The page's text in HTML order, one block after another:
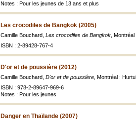
Notes : Pour les jeunes de 13 ans et plus
Les crocodiles de Bangkok (2005)
Camille Bouchard, Les crocodiles de Bangkok ,
ISBN : 2-89428-767-4
D'or et de poussière (2012)
Camille Bouchard, D'or et de poussière , Montréal :
ISBN : 978-2-89647-969-6
Notes : Pour les jeunes
Danger en Thaïlande (2007)